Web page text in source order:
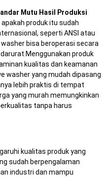
Mutu Hasil Produksi
produk itu sudah
seperti ANSI atau
washer bisa beroperasi secara
produk
kualitas dan keamanan
washer yang mudah dipasang
lebih praktis di tempat
yang murah memungkinkan
tanpa harus
kualitas produk yang
sudah berpengalaman
industri dan mampu